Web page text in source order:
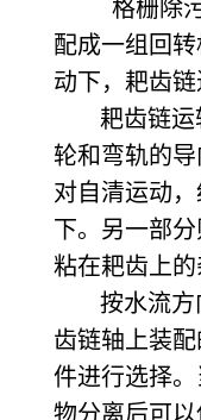
格栅除
配成一组回
动下，耙齿链
耙齿链
轮和弯轨的
对自清运动
下。另一部
粘在耙齿上的
按水流
齿链轴上装
件进行选择
物分离后可